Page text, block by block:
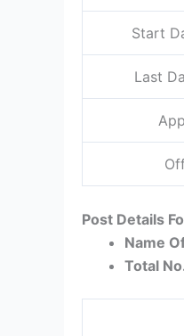
Start
Last
Post Details
Name
Total